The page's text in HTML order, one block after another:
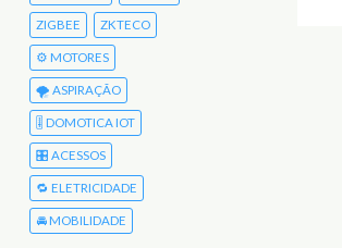
ZIGBEE ZKTECO
⚙️ MOTORES
🌪️ ASPIRAÇÃO
🎚️ DOMOTICA IOT
🎛️ ACESSOS
🔁 ELETRICIDADE
🚘 MOBILIDADE
para notebook Acer 4740Z
27,00€ (S/Iva)33,21
ADICIONAR